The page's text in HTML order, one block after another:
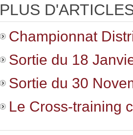
PLUS
Championnat
Sortie du 18
Sortie du 30
Le Cross-training